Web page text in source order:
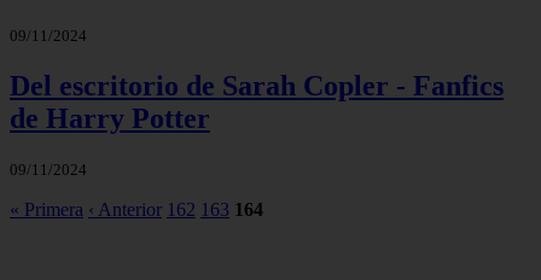
09/11/2024
Del escritorio de Sarah Copler - Fanfics
de Harry Potter
09/11/2024
« Primera ‹ Anterior 162 163 164